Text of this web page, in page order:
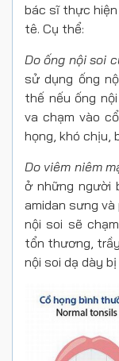
bác sĩ thực
tê. Cụ thể:
Do ống nội soi
sử dụng ống
thế nếu ống
va chạm vào
họng, khó chịu,
Do viêm niêm
ở những người
amidan sưng
nội soi sẽ
tổn thương,
nội soi dạ dày